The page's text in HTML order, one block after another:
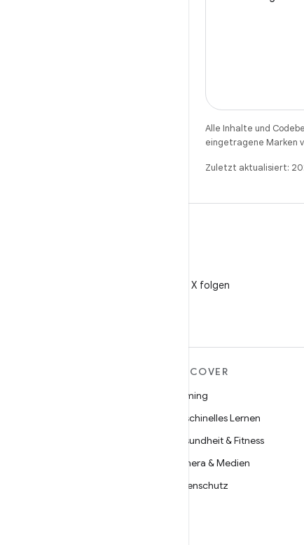
Alle Inhalte und
eingetragene Marken
Zuletzt aktualisiert:
@AndroidDev auf X folgen
DISCOVER
Gaming
Maschinelles Lernen
Gesundheit & Fitness
Kamera & Medien
Datenschutz